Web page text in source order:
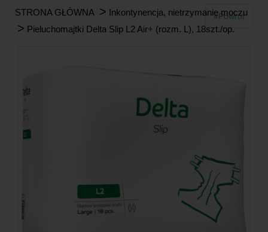
STRONA GŁÓWNA > Inkontynencja, nietrzymanie moczu
> Pieluchomajtki Delta Slip L2 Air+ (rozm. L), 18szt./op.
«Powrót